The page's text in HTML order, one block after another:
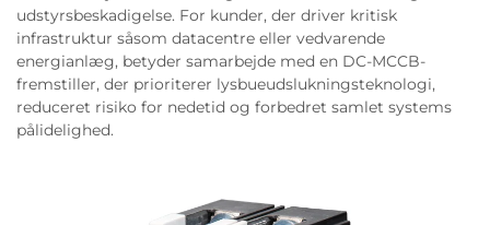
udstyrsbeskadigelse. For kunder, der driver kritisk
infrastruktur såsom datacentre eller vedvarende
energianlæg, betyder samarbejde med en DC-MCCB-
fremstiller, der prioriterer lysbueudslukningsteknologi,
reduceret risiko for nedetid og forbedret samlet systems
pålidelighed.